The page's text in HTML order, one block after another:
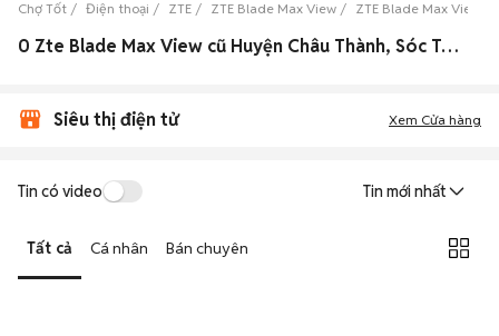
Chợ Tốt Điện thoại ZTE ZTE Blade Max View ZTE Blade Max View
0 Zte Blade Max View cũ Huyện Châu Thành, Sóc Trăng đẹp
Siêu thị điện tử Xem Cửa hàng
Tin có video Tin mới nhất
Tất cả Cá nhân Bán chuyên